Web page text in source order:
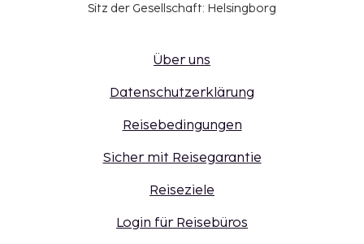
Sitz der Gesellschaft: Helsingborg
Über uns
Datenschutzerklärung
Reisebedingungen
Sicher mit Reisegarantie
Reiseziele
Login für Reisebüros